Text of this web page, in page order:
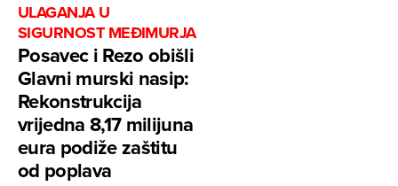
ULAGANJA U
SIGURNOST MEĐIMURJA
Posavec i Rezo obišli
Glavni murski nasip:
Rekonstrukcija
vrijedna 8,17 milijuna
eura podiže zaštitu
od poplava